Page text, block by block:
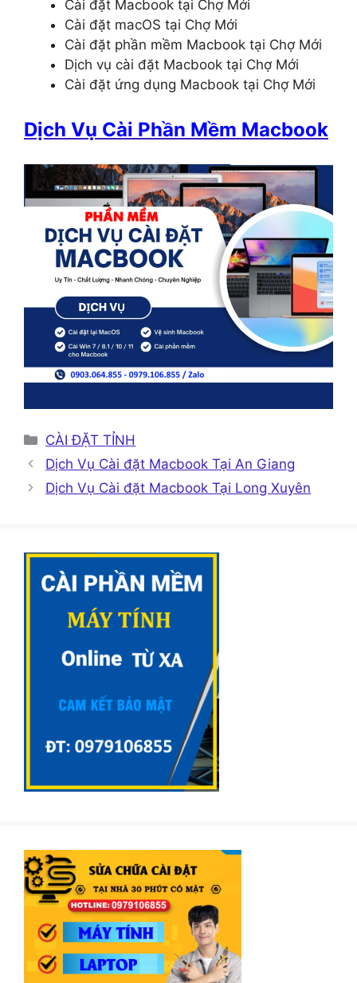
Cài đặt Macbook tại Chợ Mới
Cài đặt macOS tại Chợ Mới
Cài đặt phần mềm Macbook tại Chợ Mới
Dịch vụ cài đặt Macbook tại Chợ Mới
Cài đặt ứng dụng Macbook tại Chợ Mới
Dịch Vụ Cài Phần Mềm Macbook
Danh
mục
CÀI ĐẶT TỈNH
Dịch Vụ Cài đặt Macbook Tại An Giang
Dịch Vụ Cài đặt Macbook Tại Long Xuyên